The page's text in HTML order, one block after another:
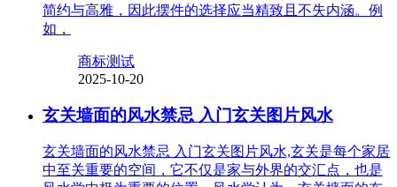
简约与高雅，因此摆件的选择应当精致且不失内涵。例
如，
商标测试
2025-10-20
玄关墙面的风水禁忌 入门玄关图片风水
玄关墙面的风水禁忌 入门玄关图片风水,玄关是每个家居
中至关重要的空间，它不仅是家与外界的交汇点，也是